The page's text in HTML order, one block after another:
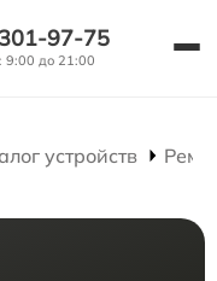
97-75
9:00 до 21:00
устройств